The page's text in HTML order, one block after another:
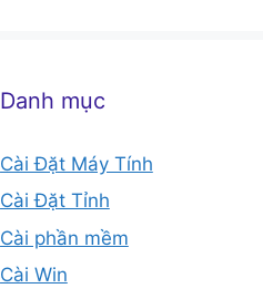
Danh mục
Cài Đặt Máy Tính
Cài Đặt Tỉnh
Cài phần mềm
Cài Win